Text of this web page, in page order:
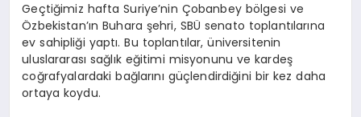
Geçtiğimiz hafta Suriye’nin Çobanbey bölgesi ve
Özbekistan’ın Buhara şehri, SBÜ senato toplantılarına
ev sahipliği yaptı. Bu toplantılar, üniversitenin
uluslararası sağlık eğitimi misyonunu ve kardeş
coğrafyalardaki bağlarını güçlendirdiğini bir kez daha
ortaya koydu.